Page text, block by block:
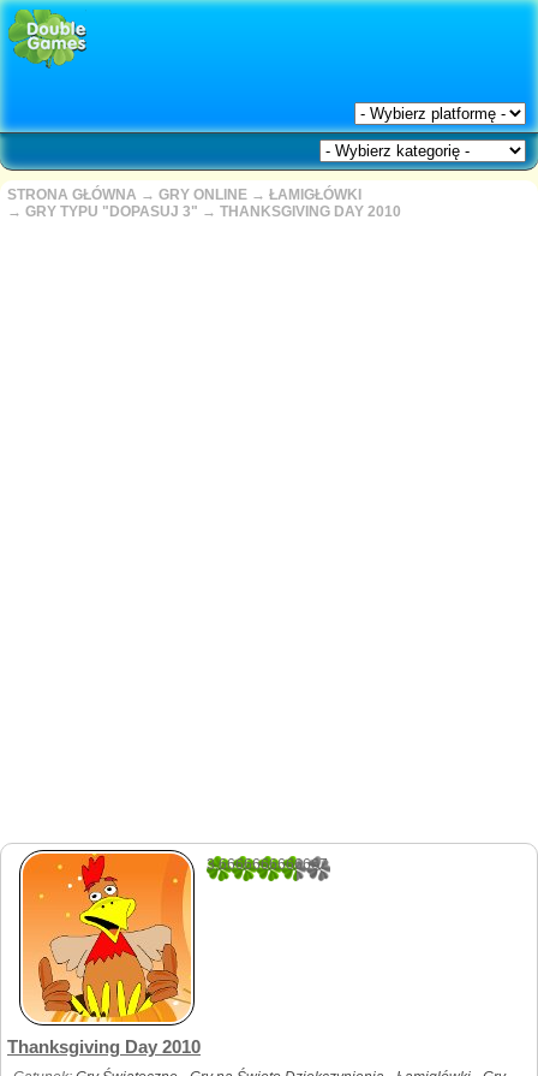
STRONA GŁÓWNA → GRY ONLINE → ŁAMIGŁÓWKI
→ GRY TYPU "DOPASUJ 3" → THANKSGIVING DAY 2010
3.6666666666667
Thanksgiving Day 2010